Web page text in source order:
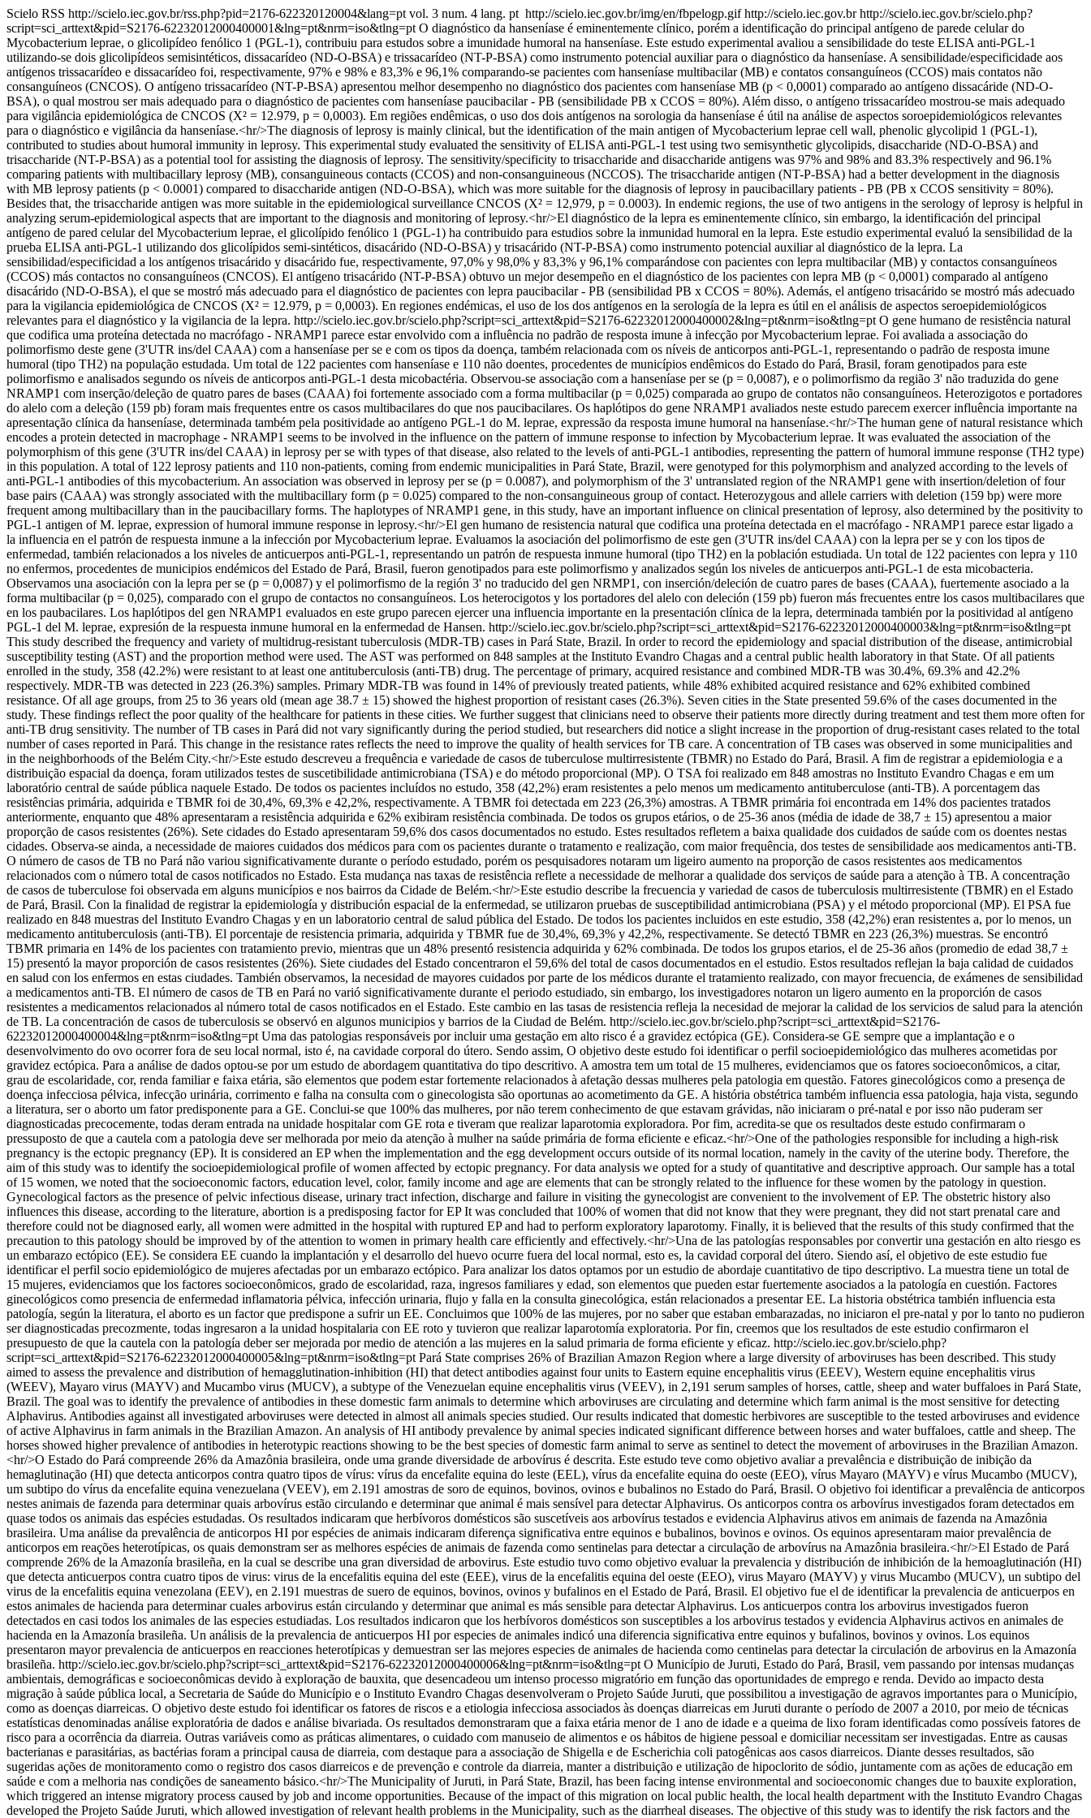
Scielo RSS http://scielo.iec.gov.br/rss.php?pid=2176-622320120004&lang=pt vol. 3 num. 4 lang. pt http://scielo.iec.gov.br/img/en/fbpelogp.gif http://scielo.iec.gov.brhttp://scielo.iec.gov.br/scielo.php?
script=sci_arttext&pid=S2176-62232012000400001&lng=pt&nrm=iso&tlng=pt O diagnóstico da hanseníase é eminentemente clínico, porém a identificação do principal antígeno de parede celular do
Mycobacterium leprae, o glicolipídeo fenólico 1 (PGL-1), contribuiu para estudos sobre a imunidade humoral na hanseníase. Este estudo experimental avaliou a sensibilidade do teste ELISA anti-PGL-1
utilizando-se dois glicolipídeos semisintéticos, dissacarídeo (ND-O-BSA) e trissacarídeo (NT-P-BSA) como instrumento potencial auxiliar para o diagnóstico da hanseníase. A sensibilidade/especificidade aos
antígenos trissacarídeo e dissacarídeo foi, respectivamente, 97% e 98% e 83,3% e 96,1% comparando-se pacientes com hanseníase multibacilar (MB) e contatos consanguíneos (CCOS) mais contatos não
consanguíneos (CNCOS). O antígeno trissacarídeo (NT-P-BSA) apresentou melhor desempenho no diagnóstico dos pacientes com hanseníase MB (p < 0,0001) comparado ao antígeno dissacáride (ND-O-
BSA), o qual mostrou ser mais adequado para o diagnóstico de pacientes com hanseníase paucibacilar - PB (sensibilidade PB x CCOS = 80%). Além disso, o antígeno trissacarídeo mostrou-se mais adequado
para vigilância epidemiológica de CNCOS (X² = 12.979, p = 0,0003). Em regiões endêmicas, o uso dos dois antígenos na sorologia da hanseníase é útil na análise de aspectos soroepidemiológicos relevantes
para o diagnóstico e vigilância da hanseníase.<hr/>The diagnosis of leprosy is mainly clinical, but the identification of the main antigen of Mycobacterium leprae cell wall, phenolic glycolipid 1 (PGL-1),
contributed to studies about humoral immunity in leprosy. This experimental study evaluated the sensitivity of ELISA anti-PGL-1 test using two semisynthetic glycolipids, disaccharide (ND-O-BSA) and
trisaccharide (NT-P-BSA) as a potential tool for assisting the diagnosis of leprosy. The sensitivity/specificity to trisaccharide and disaccharide antigens was 97% and 98% and 83.3% respectively and 96.1%
comparing patients with multibacillary leprosy (MB), consanguineous contacts (CCOS) and non-consanguineous (NCCOS). The trisaccharide antigen (NT-P-BSA) had a better development in the diagnosis
with MB leprosy patients (p < 0.0001) compared to disaccharide antigen (ND-O-BSA), which was more suitable for the diagnosis of leprosy in paucibacillary patients - PB (PB x CCOS sensitivity = 80%).
Besides that, the trisaccharide antigen was more suitable in the epidemiological surveillance CNCOS (X² = 12,979, p = 0.0003). In endemic regions, the use of two antigens in the serology of leprosy is helpful in
analyzing serum-epidemiological aspects that are important to the diagnosis and monitoring of leprosy.<hr/>El diagnóstico de la lepra es eminentemente clínico, sin embargo, la identificación del principal
antígeno de pared celular del Mycobacterium leprae, el glicolípido fenólico 1 (PGL-1) ha contribuido para estudios sobre la inmunidad humoral en la lepra. Este estudio experimental evaluó la sensibilidad de la
prueba ELISA anti-PGL-1 utilizando dos glicolípidos semi-sintéticos, disacárido (ND-O-BSA) y trisacárido (NT-P-BSA) como instrumento potencial auxiliar al diagnóstico de la lepra. La
sensibilidad/especificidad a los antígenos trisacárido y disacárido fue, respectivamente, 97,0% y 98,0% y 83,3% y 96,1% comparándose con pacientes con lepra multibacilar (MB) y contactos consanguíneos
(CCOS) más contactos no consanguíneos (CNCOS). El antígeno trisacárido (NT-P-BSA) obtuvo un mejor desempeño en el diagnóstico de los pacientes con lepra MB (p < 0,0001) comparado al antígeno
disacárido (ND-O-BSA), el que se mostró más adecuado para el diagnóstico de pacientes con lepra paucibacilar - PB (sensibilidad PB x CCOS = 80%). Además, el antígeno trisacárido se mostró más adecuado
para la vigilancia epidemiológica de CNCOS (X² = 12.979, p = 0,0003). En regiones endémicas, el uso de los dos antígenos en la serología de la lepra es útil en el análisis de aspectos seroepidemiológicos
relevantes para el diagnóstico y la vigilancia de la lepra. http://scielo.iec.gov.br/scielo.php?script=sci_arttext&pid=S2176-62232012000400002&lng=pt&nrm=iso&tlng=pt O gene humano de resistência natural
que codifica uma proteína detectada no macrófago - NRAMP1 parece estar envolvido com a influência no padrão de resposta imune à infecção por Mycobacterium leprae. Foi avaliada a associação do
polimorfismo deste gene (3'UTR ins/del CAAA) com a hanseníase per se e com os tipos da doença, também relacionada com os níveis de anticorpos anti-PGL-1, representando o padrão de resposta imune
humoral (tipo TH2) na população estudada. Um total de 122 pacientes com hanseníase e 110 não doentes, procedentes de municípios endêmicos do Estado do Pará, Brasil, foram genotipados para este
polimorfismo e analisados segundo os níveis de anticorpos anti-PGL-1 desta micobactéria. Observou-se associação com a hanseníase per se (p = 0,0087), e o polimorfismo da região 3' não traduzida do gene
NRAMP1 com inserção/deleção de quatro pares de bases (CAAA) foi fortemente associado com a forma multibacilar (p = 0,025) comparada ao grupo de contatos não consanguíneos. Heterozigotos e portadores
do alelo com a deleção (159 pb) foram mais frequentes entre os casos multibacilares do que nos paucibacilares. Os haplótipos do gene NRAMP1 avaliados neste estudo parecem exercer influência importante na
apresentação clínica da hanseníase, determinada também pela positividade ao antígeno PGL-1 do M. leprae, expressão da resposta imune humoral na hanseníase.<hr/>The human gene of natural resistance which
encodes a protein detected in macrophage - NRAMP1 seems to be involved in the influence on the pattern of immune response to infection by Mycobacterium leprae. It was evaluated the association of the
polymorphism of this gene (3'UTR ins/del CAAA) in leprosy per se with types of that disease, also related to the levels of anti-PGL-1 antibodies, representing the pattern of humoral immune response (TH2 type)
in this population. A total of 122 leprosy patients and 110 non-patients, coming from endemic municipalities in Pará State, Brazil, were genotyped for this polymorphism and analyzed according to the levels of
anti-PGL-1 antibodies of this mycobacterium. An association was observed in leprosy per se (p = 0.0087), and polymorphism of the 3' untranslated region of the NRAMP1 gene with insertion/deletion of four
base pairs (CAAA) was strongly associated with the multibacillary form (p = 0.025) compared to the non-consanguineous group of contact. Heterozygous and allele carriers with deletion (159 bp) were more
frequent among multibacillary than in the paucibacillary forms. The haplotypes of NRAMP1 gene, in this study, have an important influence on clinical presentation of leprosy, also determined by the positivity to
PGL-1 antigen of M. leprae, expression of humoral immune response in leprosy.<hr/>El gen humano de resistencia natural que codifica una proteína detectada en el macrófago - NRAMP1 parece estar ligado a
la influencia en el patrón de respuesta inmune a la infección por Mycobacterium leprae. Evaluamos la asociación del polimorfismo de este gen (3'UTR ins/del CAAA) con la lepra per se y con los tipos de
enfermedad, también relacionados a los niveles de anticuerpos anti-PGL-1, representando un patrón de respuesta inmune humoral (tipo TH2) en la población estudiada. Un total de 122 pacientes con lepra y 110
no enfermos, procedentes de municipios endémicos del Estado de Pará, Brasil, fueron genotipados para este polimorfismo y analizados según los niveles de anticuerpos anti-PGL-1 de esta micobacteria.
Observamos una asociación con la lepra per se (p = 0,0087) y el polimorfismo de la región 3' no traducido del gen NRMP1, con inserción/deleción de cuatro pares de bases (CAAA), fuertemente asociado a la
forma multibacilar (p = 0,025), comparado con el grupo de contactos no consanguíneos. Los heterocigotos y los portadores del alelo con deleción (159 pb) fueron más frecuentes entre los casos multibacilares que
en los paubacilares. Los haplótipos del gen NRAMP1 evaluados en este grupo parecen ejercer una influencia importante en la presentación clínica de la lepra, determinada también por la positividad al antígeno
PGL-1 del M. leprae, expresión de la respuesta inmune humoral en la enfermedad de Hansen. http://scielo.iec.gov.br/scielo.php?script=sci_arttext&pid=S2176-62232012000400003&lng=pt&nrm=iso&tlng=pt
This study described the frequency and variety of multidrug-resistant tuberculosis (MDR-TB) cases in Pará State, Brazil. In order to record the epidemiology and spacial distribution of the disease, antimicrobial
susceptibility testing (AST) and the proportion method were used. The AST was performed on 848 samples at the Instituto Evandro Chagas and a central public health laboratory in that State. Of all patients
enrolled in the study, 358 (42.2%) were resistant to at least one antituberculosis (anti-TB) drug. The percentage of primary, acquired resistance and combined MDR-TB was 30.4%, 69.3% and 42.2%
respectively. MDR-TB was detected in 223 (26.3%) samples. Primary MDR-TB was found in 14% of previously treated patients, while 48% exhibited acquired resistance and 62% exhibited combined
resistance. Of all age groups, from 25 to 36 years old (mean age 38.7 ± 15) showed the highest proportion of resistant cases (26.3%). Seven cities in the State presented 59.6% of the cases documented in the
study. These findings reflect the poor quality of the healthcare for patients in these cities. We further suggest that clinicians need to observe their patients more directly during treatment and test them more often for
anti-TB drug sensitivity. The number of TB cases in Pará did not vary significantly during the period studied, but researchers did notice a slight increase in the proportion of drug-resistant cases related to the total
number of cases reported in Pará. This change in the resistance rates reflects the need to improve the quality of health services for TB care. A concentration of TB cases was observed in some municipalities and
in the neighborhoods of the Belém City.<hr/>Este estudo descreveu a frequência e variedade de casos de tuberculose multirresistente (TBMR) no Estado do Pará, Brasil. A fim de registrar a epidemiologia e a
distribuição espacial da doença, foram utilizados testes de suscetibilidade antimicrobiana (TSA) e do método proporcional (MP). O TSA foi realizado em 848 amostras no Instituto Evandro Chagas e em um
laboratório central de saúde pública naquele Estado. De todos os pacientes incluídos no estudo, 358 (42,2%) eram resistentes a pelo menos um medicamento antituberculose (anti-TB). A porcentagem das
resistências primária, adquirida e TBMR foi de 30,4%, 69,3% e 42,2%, respectivamente. A TBMR foi detectada em 223 (26,3%) amostras. A TBMR primária foi encontrada em 14% dos pacientes tratados
anteriormente, enquanto que 48% apresentaram a resistência adquirida e 62% exibiram resistência combinada. De todos os grupos etários, o de 25-36 anos (média de idade de 38,7 ± 15) apresentou a maior
proporção de casos resistentes (26%). Sete cidades do Estado apresentaram 59,6% dos casos documentados no estudo. Estes resultados refletem a baixa qualidade dos cuidados de saúde com os doentes nestas
cidades. Observa-se ainda, a necessidade de maiores cuidados dos médicos para com os pacientes durante o tratamento e realização, com maior frequência, dos testes de sensibilidade aos medicamentos anti-TB.
O número de casos de TB no Pará não variou significativamente durante o período estudado, porém os pesquisadores notaram um ligeiro aumento na proporção de casos resistentes aos medicamentos
relacionados com o número total de casos notificados no Estado. Esta mudança nas taxas de resistência reflete a necessidade de melhorar a qualidade dos serviços de saúde para a atenção à TB. A concentração
de casos de tuberculose foi observada em alguns municípios e nos bairros da Cidade de Belém.<hr/>Este estudio describe la frecuencia y variedad de casos de tuberculosis multirresistente (TBMR) en el Estado
de Pará, Brasil. Con la finalidad de registrar la epidemiología y distribución espacial de la enfermedad, se utilizaron pruebas de susceptibilidad antimicrobiana (PSA) y el método proporcional (MP). El PSA fue
realizado en 848 muestras del Instituto Evandro Chagas y en un laboratorio central de salud pública del Estado. De todos los pacientes incluidos en este estudio, 358 (42,2%) eran resistentes a, por lo menos, un
medicamento antituberculosis (anti-TB). El porcentaje de resistencia primaria, adquirida y TBMR fue de 30,4%, 69,3% y 42,2%, respectivamente. Se detectó TBMR en 223 (26,3%) muestras. Se encontró
TBMR primaria en 14% de los pacientes con tratamiento previo, mientras que un 48% presentó resistencia adquirida y 62% combinada. De todos los grupos etarios, el de 25-36 años (promedio de edad 38,7 ±
15) presentó la mayor proporción de casos resistentes (26%). Siete ciudades del Estado concentraron el 59,6% del total de casos documentados en el estudio. Estos resultados reflejan la baja calidad de cuidados
en salud con los enfermos en estas ciudades. También observamos, la necesidad de mayores cuidados por parte de los médicos durante el tratamiento realizado, con mayor frecuencia, de exámenes de sensibilidad
a medicamentos anti-TB. El número de casos de TB en Pará no varió significativamente durante el periodo estudiado, sin embargo, los investigadores notaron un ligero aumento en la proporción de casos
resistentes a medicamentos relacionados al número total de casos notificados en el Estado. Este cambio en las tasas de resistencia refleja la necesidad de mejorar la calidad de los servicios de salud para la atención
de TB. La concentración de casos de tuberculosis se observó en algunos municipios y barrios de la Ciudad de Belém. http://scielo.iec.gov.br/scielo.php?script=sci_arttext&pid=S2176-
62232012000400004&lng=pt&nrm=iso&tlng=pt Uma das patologias responsáveis por incluir uma gestação em alto risco é a gravidez ectópica (GE). Considera-se GE sempre que a implantação e o
desenvolvimento do ovo ocorrer fora de seu local normal, isto é, na cavidade corporal do útero. Sendo assim, O objetivo deste estudo foi identificar o perfil socioepidemiológico das mulheres acometidas por
gravidez ectópica. Para a análise de dados optou-se por um estudo de abordagem quantitativa do tipo descritivo. A amostra tem um total de 15 mulheres, evidenciamos que os fatores socioeconômicos, a citar,
grau de escolaridade, cor, renda familiar e faixa etária, são elementos que podem estar fortemente relacionados à afetação dessas mulheres pela patologia em questão. Fatores ginecológicos como a presença de
doença infecciosa pélvica, infecção urinária, corrimento e falha na consulta com o ginecologista são oportunas ao acometimento da GE. A história obstétrica também influencia essa patologia, haja vista, segundo
a literatura, ser o aborto um fator predisponente para a GE. Conclui-se que 100% das mulheres, por não terem conhecimento de que estavam grávidas, não iniciaram o pré-natal e por isso não puderam ser
diagnosticadas precocemente, todas deram entrada na unidade hospitalar com GE rota e tiveram que realizar laparotomia exploradora. Por fim, acredita-se que os resultados deste estudo confirmaram o
pressuposto de que a cautela com a patologia deve ser melhorada por meio da atenção à mulher na saúde primária de forma eficiente e eficaz.<hr/>One of the pathologies responsible for including a high-risk
pregnancy is the ectopic pregnancy (EP). It is considered an EP when the implementation and the egg development occurs outside of its normal location, namely in the cavity of the uterine body. Therefore, the
aim of this study was to identify the socioepidemiological profile of women affected by ectopic pregnancy. For data analysis we opted for a study of quantitative and descriptive approach. Our sample has a total
of 15 women, we noted that the socioeconomic factors, education level, color, family income and age are elements that can be strongly related to the influence for these women by the patology in question.
Gynecological factors as the presence of pelvic infectious disease, urinary tract infection, discharge and failure in visiting the gynecologist are convenient to the involvement of EP. The obstetric history also
influences this disease, according to the literature, abortion is a predisposing factor for EP It was concluded that 100% of women that did not know that they were pregnant, they did not start prenatal care and
therefore could not be diagnosed early, all women were admitted in the hospital with ruptured EP and had to perform exploratory laparotomy. Finally, it is believed that the results of this study confirmed that the
precaution to this patology should be improved by of the attention to women in primary health care efficiently and effectively.<hr/>Una de las patologías responsables por convertir una gestación en alto riesgo es
un embarazo ectópico (EE). Se considera EE cuando la implantación y el desarrollo del huevo ocurre fuera del local normal, esto es, la cavidad corporal del útero. Siendo así, el objetivo de este estudio fue
identificar el perfil socio epidemiológico de mujeres afectadas por un embarazo ectópico. Para analizar los datos optamos por un estudio de abordaje cuantitativo de tipo descriptivo. La muestra tiene un total de
15 mujeres, evidenciamos que los factores socioeconômicos, grado de escolaridad, raza, ingresos familiares y edad, son elementos que pueden estar fuertemente asociados a la patología en cuestión. Factores
ginecológicos como presencia de enfermedad inflamatoria pélvica, infección urinaria, flujo y falla en la consulta ginecológica, están relacionados a presentar EE. La historia obstétrica también influencia esta
patología, según la literatura, el aborto es un factor que predispone a sufrir un EE. Concluimos que 100% de las mujeres, por no saber que estaban embarazadas, no iniciaron el pre-natal y por lo tanto no pudieron
ser diagnosticadas precozmente, todas ingresaron a la unidad hospitalaria con EE roto y tuvieron que realizar laparotomía exploratoria. Por fin, creemos que los resultados de este estudio confirmaron el
presupuesto de que la cautela con la patología deber ser mejorada por medio de atención a las mujeres en la salud primaria de forma eficiente y eficaz. http://scielo.iec.gov.br/scielo.php?
script=sci_arttext&pid=S2176-62232012000400005&lng=pt&nrm=iso&tlng=pt Pará State comprises 26% of Brazilian Amazon Region where a large diversity of arboviruses has been described. This study
aimed to assess the prevalence and distribution of hemagglutination-inhibition (HI) that detect antibodies against four units to Eastern equine encephalitis virus (EEEV), Western equine encephalitis virus
(WEEV), Mayaro virus (MAYV) and Mucambo virus (MUCV), a subtype of the Venezuelan equine encephalitis virus (VEEV), in 2,191 serum samples of horses, cattle, sheep and water buffaloes in Pará State,
Brazil. The goal was to identify the prevalence of antibodies in these domestic farm animals to determine which arboviruses are circulating and determine which farm animal is the most sensitive for detecting
Alphavirus. Antibodies against all investigated arboviruses were detected in almost all animals species studied. Our results indicated that domestic herbivores are susceptible to the tested arboviruses and evidence
of active Alphavirus in farm animals in the Brazilian Amazon. An analysis of HI antibody prevalence by animal species indicated significant difference between horses and water buffaloes, cattle and sheep. The
horses showed higher prevalence of antibodies in heterotypic reactions showing to be the best species of domestic farm animal to serve as sentinel to detect the movement of arboviruses in the Brazilian Amazon.
<hr/>O Estado do Pará compreende 26% da Amazônia brasileira, onde uma grande diversidade de arbovírus é descrita. Este estudo teve como objetivo avaliar a prevalência e distribuição de inibição da
hemaglutinação (HI) que detecta anticorpos contra quatro tipos de vírus: vírus da encefalite equina do leste (EEL), vírus da encefalite equina do oeste (EEO), vírus Mayaro (MAYV) e vírus Mucambo (MUCV),
um subtipo do vírus da encefalite equina venezuelana (VEEV), em 2.191 amostras de soro de equinos, bovinos, ovinos e bubalinos no Estado do Pará, Brasil. O objetivo foi identificar a prevalência de anticorpos
nestes animais de fazenda para determinar quais arbovírus estão circulando e determinar que animal é mais sensível para detectar Alphavirus. Os anticorpos contra os arbovírus investigados foram detectados em
quase todos os animais das espécies estudadas. Os resultados indicaram que herbívoros domésticos são suscetíveis aos arbovírus testados e evidencia Alphavirus ativos em animais de fazenda na Amazônia
brasileira. Uma análise da prevalência de anticorpos HI por espécies de animais indicaram diferença significativa entre equinos e bubalinos, bovinos e ovinos. Os equinos apresentaram maior prevalência de
anticorpos em reações heterotípicas, os quais demonstram ser as melhores espécies de animais de fazenda como sentinelas para detectar a circulação de arbovírus na Amazônia brasileira.<hr/>El Estado de Pará
comprende 26% de la Amazonía brasileña, en la cual se describe una gran diversidad de arbovirus. Este estudio tuvo como objetivo evaluar la prevalencia y distribución de inhibición de la hemoaglutinación (HI)
que detecta anticuerpos contra cuatro tipos de virus: virus de la encefalitis equina del este (EEE), virus de la encefalitis equina del oeste (EEO), virus Mayaro (MAYV) y virus Mucambo (MUCV), un subtipo del
virus de la encefalitis equina venezolana (EEV), en 2.191 muestras de suero de equinos, bovinos, ovinos y bufalinos en el Estado de Pará, Brasil. El objetivo fue el de identificar la prevalencia de anticuerpos en
estos animales de hacienda para determinar cuales arbovirus están circulando y determinar que animal es más sensible para detectar Alphavirus. Los anticuerpos contra los arbovirus investigados fueron
detectados en casi todos los animales de las especies estudiadas. Los resultados indicaron que los herbívoros domésticos son susceptibles a los arbovirus testados y evidencia Alphavirus activos en animales de
hacienda en la Amazonía brasileña. Un análisis de la prevalencia de anticuerpos HI por especies de animales indicó una diferencia significativa entre equinos y bufalinos, bovinos y ovinos. Los equinos
presentaron mayor prevalencia de anticuerpos en reacciones heterotípicas y demuestran ser las mejores especies de animales de hacienda como centinelas para detectar la circulación de arbovirus en la Amazonía
brasileña. http://scielo.iec.gov.br/scielo.php?script=sci_arttext&pid=S2176-62232012000400006&lng=pt&nrm=iso&tlng=pt O Município de Juruti, Estado do Pará, Brasil, vem passando por intensas mudanças
ambientais, demográficas e socioeconômicas devido à exploração de bauxita, que desencadeou um intenso processo migratório em função das oportunidades de emprego e renda. Devido ao impacto desta
migração à saúde pública local, a Secretaria de Saúde do Município e o Instituto Evandro Chagas desenvolveram o Projeto Saúde Juruti, que possibilitou a investigação de agravos importantes para o Município,
como as doenças diarreicas. O objetivo deste estudo foi identificar os fatores de riscos e a etiologia infecciosa associados às doenças diarreicas em Juruti durante o período de 2007 a 2010, por meio de técnicas
estatísticas denominadas análise exploratória de dados e análise bivariada. Os resultados demonstraram que a faixa etária menor de 1 ano de idade e a queima de lixo foram identificadas como possíveis fatores de
risco para a ocorrência da diarreia. Outras variáveis como as práticas alimentares, o cuidado com manuseio de alimentos e os hábitos de higiene pessoal e domiciliar necessitam ser investigadas. Entre as causas
bacterianas e parasitárias, as bactérias foram a principal causa de diarreia, com destaque para a associação de Shigella e de Escherichia coli patogênicas aos casos diarreicos. Diante desses resultados, são
sugeridas ações de monitoramento como o registro dos casos diarreicos e de prevenção e controle da diarreia, manter a distribuição e utilização de hipoclorito de sódio, juntamente com as ações de educação em
saúde e com a melhoria nas condições de saneamento básico.<hr/>The Municipality of Juruti, in Pará State, Brazil, has been facing intense environmental and socioeconomic changes due to bauxite exploration,
which triggered an intense migratory process caused by job and income opportunities. Because of the impact of this migration on local public health, the local health department with the Instituto Evandro Chagas
developed the Projeto Saúde Juruti, which allowed investigation of relevant health problems in the Municipality, such as the diarrheal diseases. The objective of this study was to identify the risk factors and the